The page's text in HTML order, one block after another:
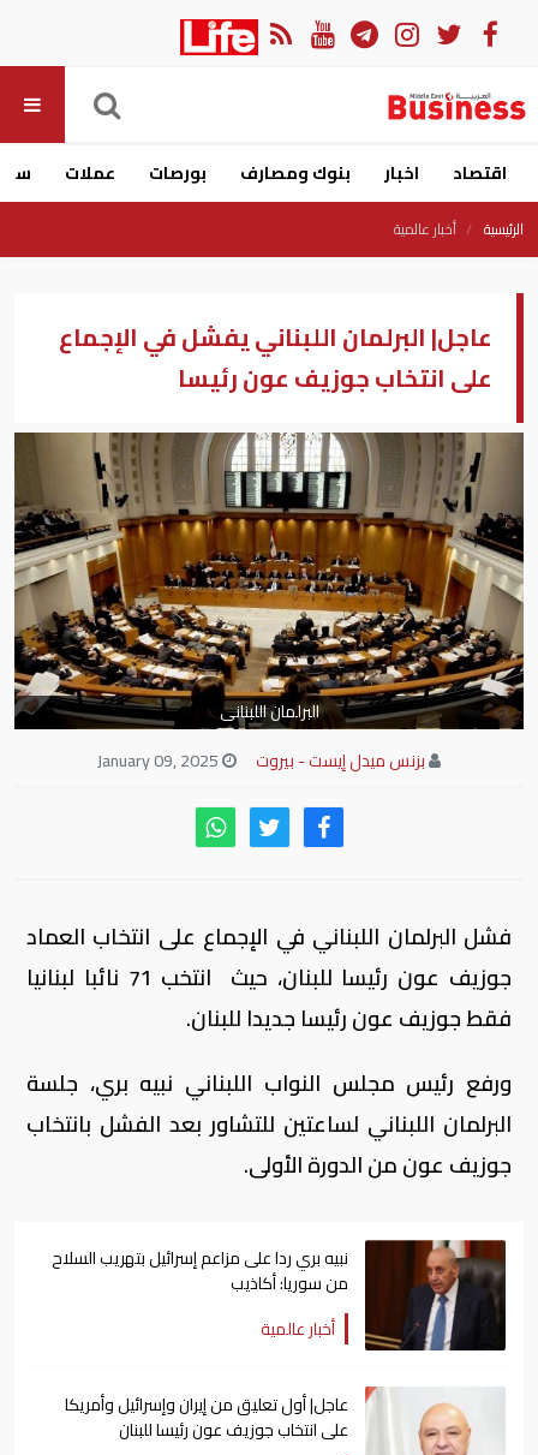
اقتصاد اخبار بنوك ومصارف بورصات عملات
الرئيسية أخبار عالمية
عاجل| البرلمان اللبناني يفشل في الإجماع
على انتخاب جوزيف عون رئيسا
البرلمان اللبنانى
بزنس ميدل إيست - بيروت
فشل البرلمان اللبناني في الإجماع على انتخاب العماد
جوزيف عون رئيسا للبنان، حيث انتخب 71 نائبا لبنانيا
فقط جوزيف عون رئيسا جديدا للبنان.
ورفع رئيس مجلس النواب اللبناني نبيه بري، جلسة
البرلمان اللبناني لساعتين للتشاور بعد الفشل بانتخاب
جوزيف عون من الدورة الأولى.
نبيه بري ردا على مزاعم إسرائيل بتهريب السلاح
من سوريا: أكاذيب
أخبار عالمية
عاجل| أول تعليق من إيران وإسرائيل وأمريكا
على انتخاب جوزيف عون رئيسا للبنان